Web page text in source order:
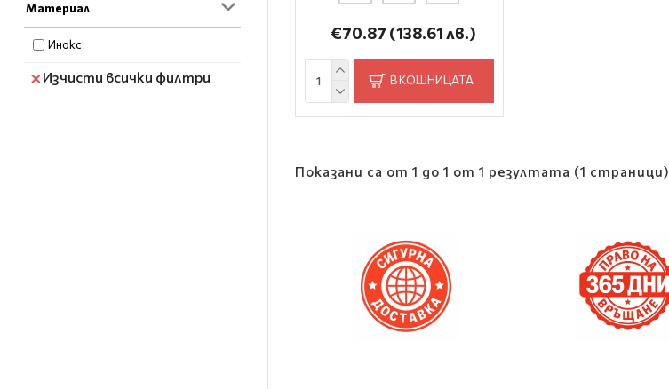
200
230
Материал
Инокс
Изчисти всички филтри
€70.87 (138.61 лв.)
В КОШНИЦАТА
Показани са от 1 до 1 от 1 резултата (1 страници)